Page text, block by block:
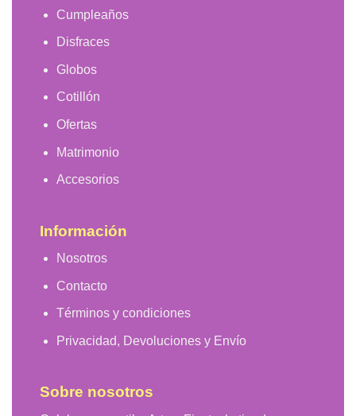
Cumpleaños
Disfraces
Globos
Cotillón
Ofertas
Matrimonio
Accesorios
Información
Nosotros
Contacto
Términos y condiciones
Privacidad, Devoluciones y Envío
Sobre nosotros